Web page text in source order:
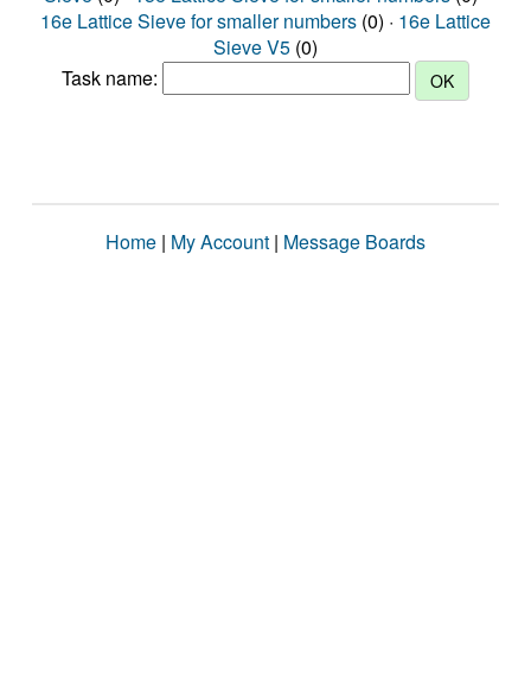
16e Lattice Sieve for smaller numbers (0) · 16e Lattice
Sieve V5 (0)
Task name:
Home | My Account | Message Boards